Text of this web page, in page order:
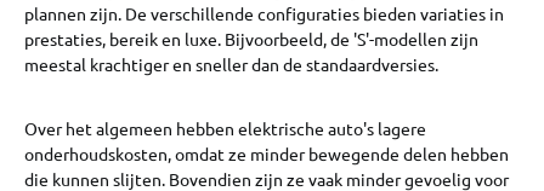
plannen zijn. De verschillende configuraties bieden variaties in
prestaties, bereik en luxe. Bijvoorbeeld, de 'S'-modellen zijn
meestal krachtiger en sneller dan de standaardversies.
Over het algemeen hebben elektrische auto's lagere
onderhoudskosten, omdat ze minder bewegende delen hebben
die kunnen slijten. Bovendien zijn ze vaak minder gevoelig voor